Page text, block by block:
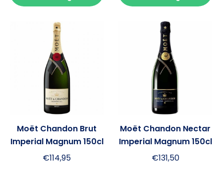
Moët Chandon Brut
Imperial Magnum 150cl
€114,95
Moët Chandon Nectar
Imperial Magnum 150cl
€131,50